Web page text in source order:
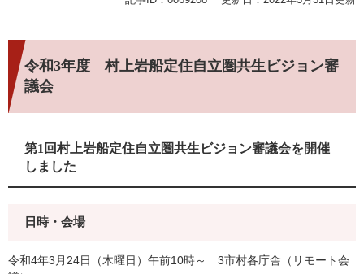
令和3年度 村上岩船定住自立圏共生ビジョン審
議会
第1回村上岩船定住自立圏共生ビジョン審議会を開催
しました
日時・会場
令和4年3月24日（木曜日）午前10時～ 3市村各庁舎（リモート会